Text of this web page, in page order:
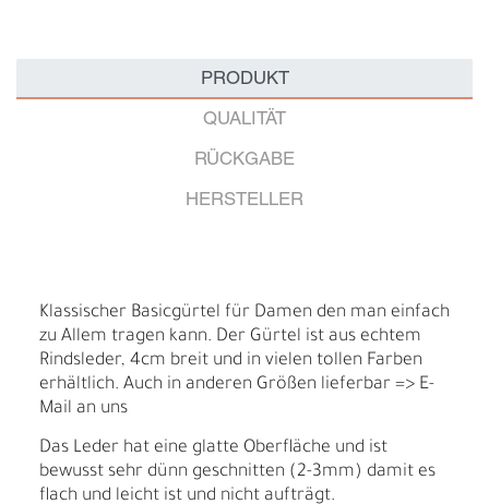
PRODUKT
QUALITÄT
RÜCKGABE
HERSTELLER
Klassischer Basicgürtel für Damen den man einfach
zu Allem tragen kann. Der Gürtel ist aus echtem
Rindsleder, 4cm breit und in vielen tollen Farben
erhältlich. Auch in anderen Größen lieferbar => E-
Mail an uns
Das Leder hat eine glatte Oberfläche und ist
bewusst sehr dünn geschnitten (2-3mm) damit es
flach und leicht ist und nicht aufträgt.